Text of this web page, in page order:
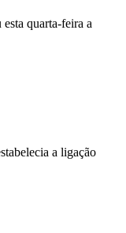
quarta-feira a
a ligação